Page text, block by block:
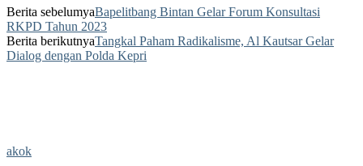
Berita sebelumyaBapelitbang Bintan Gelar Forum Konsultasi
RKPD Tahun 2023
Berita berikutnyaTangkal Paham Radikalisme, Al Kautsar Gelar
Dialog dengan Polda Kepri
akok